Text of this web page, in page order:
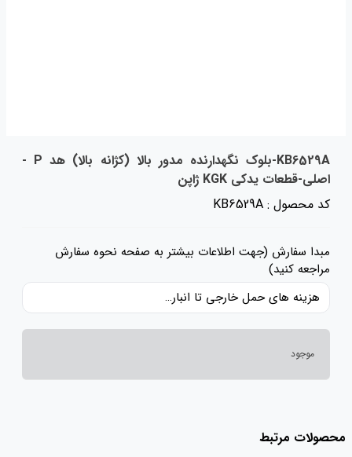
KB6529A-بلوک نگهدارنده مدور بالا (کژانه بالا) هد P -
اصلی-قطعات یدکی KGK ژاپن
کد محصول : KB6529A
مبدا سفارش (جهت اطلاعات بیشتر به صفحه نحوه سفارش
مراجعه کنید)
هزینه های حمل خارجی تا انبار ایران، حقوق گمرکی و عوارض و مالیات و سایر هزینه های کالا به قیمت ریالی کالا اضافه شده است و حمل داخلی رایگان می باشد.
موجود
محصولات مرتبط